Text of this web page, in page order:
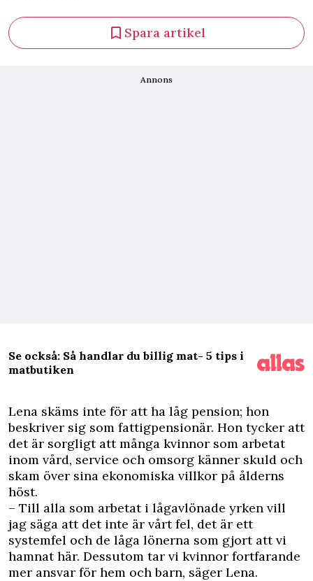
Spara artikel
Annons
Se också: Så handlar du billig mat- 5 tips i
matbutiken
Lena skäms inte för att ha låg pension; hon
beskriver sig som fattigpensionär. Hon tycker att
det är sorgligt att många kvinnor som arbetat
inom vård, service och omsorg känner skuld och
skam över sina ekonomiska villkor på ålderns
höst.
– Till alla som arbetat i lågavlönade yrken vill
jag säga att det inte är vårt fel, det är ett
systemfel och de låga lönerna som gjort att vi
hamnat här. Dessutom tar vi kvinnor fortfarande
mer ansvar för hem och barn, säger Lena.